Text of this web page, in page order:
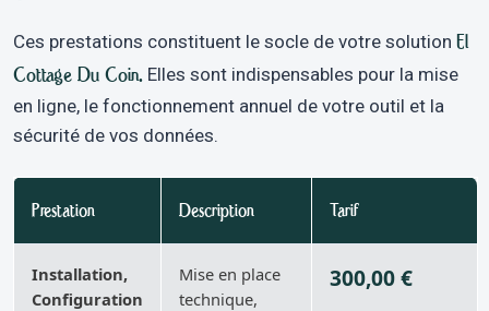
Ces prestations constituent le socle de votre solution El
Cottage Du Coin. Elles sont indispensables pour la mise
en ligne, le fonctionnement annuel de votre outil et la
sécurité de vos données.
Prestation Description Tarif
Installation,
Configuration
Mise en place
technique,
300,00 €